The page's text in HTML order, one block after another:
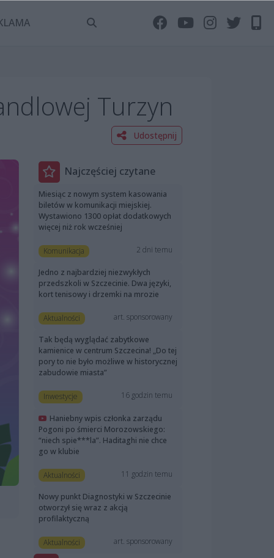
Turzyn
Udostępnij
Najczęściej czytane
Miesiąc z nowym system kasowania
biletów w komunikacji miejskiej.
Wystawiono 1300 opłat dodatkowych
więcej niż rok wcześniej
Komunikacja 2 dni temu
Jedno z najbardziej niezwykłych
przedszkoli w Szczecinie. Dwa języki,
kort tenisowy i drzemki na mrozie
Aktualności art. sponsorowany
Tak będą wyglądać zabytkowe
kamienice w centrum Szczecina! „Do tej
pory to nie było możliwe w historycznej
zabudowie miasta”
Inwestycje 16 godzin temu
Haniebny wpis członka zarządu
Pogoni po śmierci Morozowskiego:
“niech spie***la”. Haditaghi nie chce
go w klubie
Aktualności 11 godzin temu
Nowy punkt Diagnostyki w Szczecinie
otworzył się wraz z akcją
profilaktyczną
Aktualności art. sponsorowany